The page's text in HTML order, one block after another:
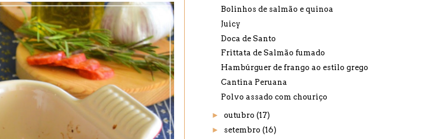
Bolinhos de salmão e quinoa
Juicy
Doca de Santo
Frittata de Salmão fumado
Hambúrguer de frango ao estilo grego
Cantina Peruana
Polvo assado com chouriço
► outubro (17)
► setembro (16)